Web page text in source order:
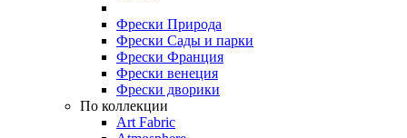
Фрески Природа
Фрески Сады и парки
Фрески Франция
Фрески венеция
Фрески дворики
По коллекции
Art Fabric